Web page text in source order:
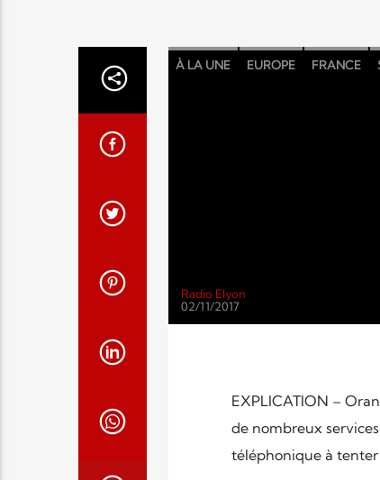
À LA UNE EUROPE FRANCE
Radio Elyon
02/11/2017
EXPLICATION –
de nombreux
téléphonique à